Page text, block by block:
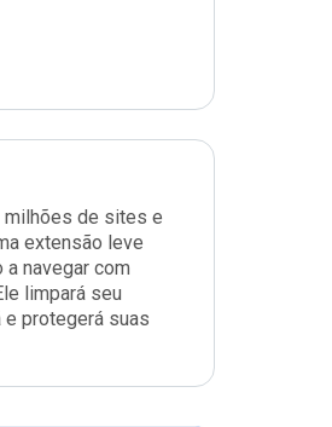
de sites e
extensão leve
a navegar com
limpará seu
e protegerá suas